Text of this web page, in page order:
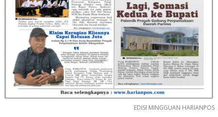
EDISI MINGGUAN HARIANPOS